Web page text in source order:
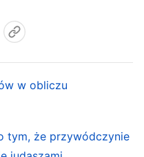
po kolei
z Bogiem. Być
jest niedojrzała, a
płytkie, i z uwagi na
w obliczu
tym, że przywódczynie